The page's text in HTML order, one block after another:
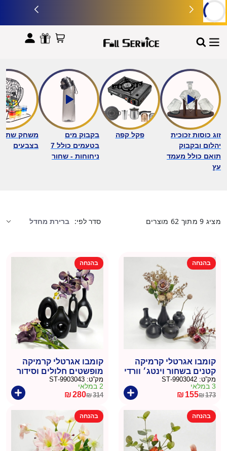
זוג כוסות זכוכית
יהלום ובקבוק
תואם כולל מעמד
עץ
פקל קפה
בקבוק מים
בטעמים כולל 7
ניחוחות - שחור
משחק שתייה
בצבעים
מציג 9מתוך 62מוצרים סדר לפי:
בהנחה
קומבו אגרטלי קרמיקה
קטנים בשחור וינטג׳ וורדי
משי
מק”ט: 9903042-ST
3 במלאי
₪173
המחיר
המקורי
היה:
₪ 155
המחיר
הנוכחי
הוא:
בהנחה
קומבו אגרטלי קרמיקה
מופשטים חלולים וסידור
סחלב משי
מק”ט: 9903043-ST
2 במלאי
₪314
המחיר
המקורי
היה:
₪314.
₪280
המחיר
הנוכחי
הוא:
₪280.
בהנחה בהנחה